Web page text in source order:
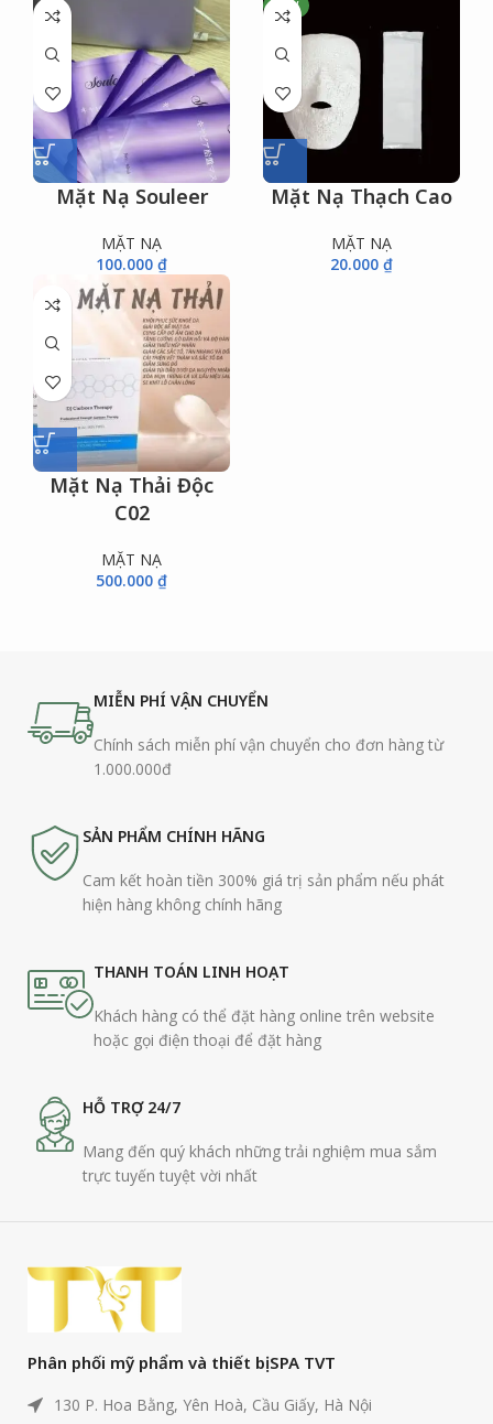
Mặt Nạ Souleer
MẶT NẠ
100.000 ₫
NEW
Mặt Nạ Thạch Cao
MẶT NẠ
20.000 ₫
Mặt Nạ Thải Độc
C02
MẶT NẠ
500.000 ₫
MIỄN PHÍ VẬN CHUYỂN
Chính sách miễn phí vận chuyển cho đơn hàng từ
1.000.000đ
SẢN PHẨM CHÍNH HÃNG
Cam kết hoàn tiền 300% giá trị sản phẩm nếu phát
hiện hàng không chính hãng
THANH TOÁN LINH HOẠT
Khách hàng có thể đặt hàng online trên website
hoặc gọi điện thoại để đặt hàng
HỖ TRỢ 24/7
Mang đến quý khách những trải nghiệm mua sắm
trực tuyến tuyệt vời nhất
Phân phối mỹ phẩm và thiết bị SPA TVT
130 P. Hoa Bằng, Yên Hoà, Cầu Giấy, Hà Nội